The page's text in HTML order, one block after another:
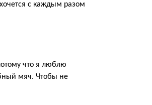
с каждым разом
что я люблю
мяч. Чтобы не